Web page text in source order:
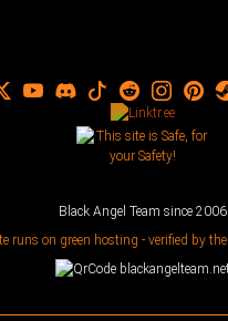
Black Angel Team since 2006